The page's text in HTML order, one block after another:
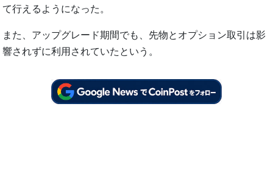
て行えるようになった。
また、アップグレード期間でも、先物とオプション取引は影
響されずに利用されていたという。